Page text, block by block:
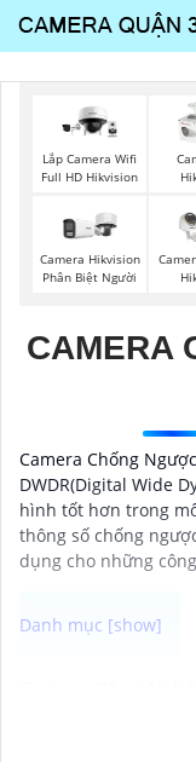
Lắp Camera Wifi
Full HD Hikvision
Camera Hikvision
Phân Biệt Người
CAMERA
Camera Chống
DWDR(Digital Wide
hình tốt hơn trong
thông số chống
dụng cho những
nhận diện thông
người, phương